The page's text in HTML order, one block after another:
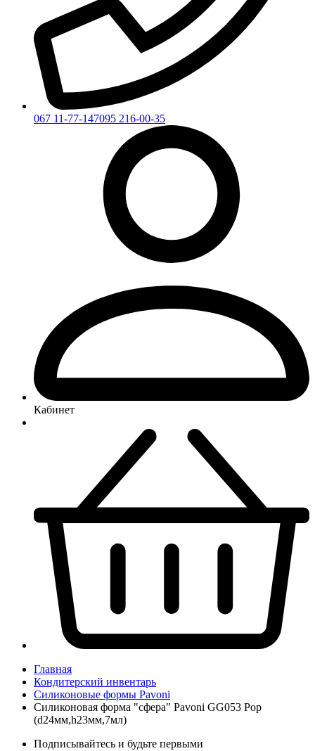
067 11-77-147095 216-00-35
Кабинет
Главная
Кондитерский инвентарь
Силиконовые формы Pavoni
Силиконовая форма "сфера" Pavoni GG053 Pop
(d24мм,h23мм,7мл)
Подписывайтесь и будьте первыми